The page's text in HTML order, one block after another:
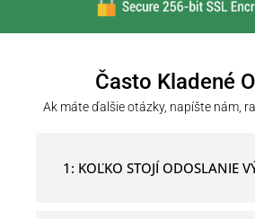
Často Kladené
Ak máte ďalšie otázky, napíšte nám,
1: KOĽKO STOJÍ ODOSLANIE